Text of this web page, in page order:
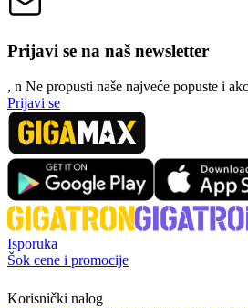
Prijavi se na naš newsletter
, n Ne propusti naše najveće popuste i
Prijavi se
Isporuka
Šok cene i promocije
Korisnički nalog